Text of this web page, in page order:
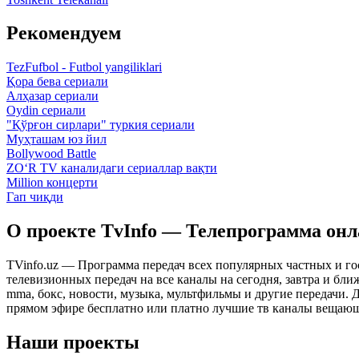
Рекомендуем
TezFufbol - Futbol yangiliklari
Қора бева сериали
Алҳазар сериали
Oydin сериали
"Қўрғон сирлари" туркия сериали
Муҳташам юз йил
Bollywood Battle
ZO‘R TV каналидаги сериаллар вақти
Million концерти
Гап чиқди
О проекте TvInfo — Телепрограмма
TVinfo.uz — Программа передач всех популярных частных и
телевизионных передач на все каналы на сегодня, завтра и
mma, бокс, новости, музыка, мультфильмы и другие передачи.
прямом эфире бесплатно или платно лучшие тв каналы
Наши проекты